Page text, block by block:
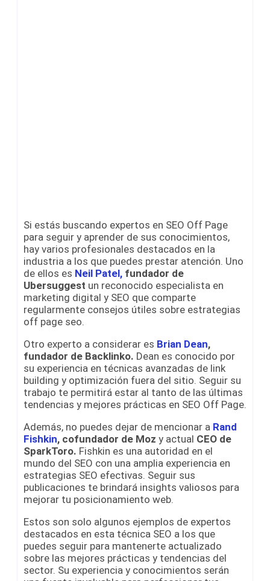
Si estás buscando expertos en SEO Off Page
para seguir y aprender de sus conocimientos,
hay varios profesionales destacados en la
industria a los que puedes prestar atención. Uno
de ellos es Neil Patel, fundador de
Ubersuggest un reconocido especialista en
marketing digital y SEO que comparte
regularmente consejos útiles sobre estrategias
off page seo.
Otro experto a considerar es Brian Dean,
fundador de Backlinko. Dean es conocido por
su experiencia en técnicas avanzadas de link
building y optimización fuera del sitio. Seguir su
trabajo te permitirá estar al tanto de las últimas
tendencias y mejores prácticas en SEO Off Page.
Además, no puedes dejar de mencionar a Rand
Fishkin, cofundador de Moz y actual CEO de
SparkToro. Fishkin es una autoridad en el
mundo del SEO con una amplia experiencia en
estrategias SEO efectivas. Seguir sus
publicaciones te brindará insights valiosos para
mejorar tu posicionamiento web.
Estos son solo algunos ejemplos de expertos
destacados en esta técnica SEO a los que
puedes seguir para mantenerte actualizado
sobre las mejores prácticas y tendencias del
sector. Su experiencia y conocimientos serán